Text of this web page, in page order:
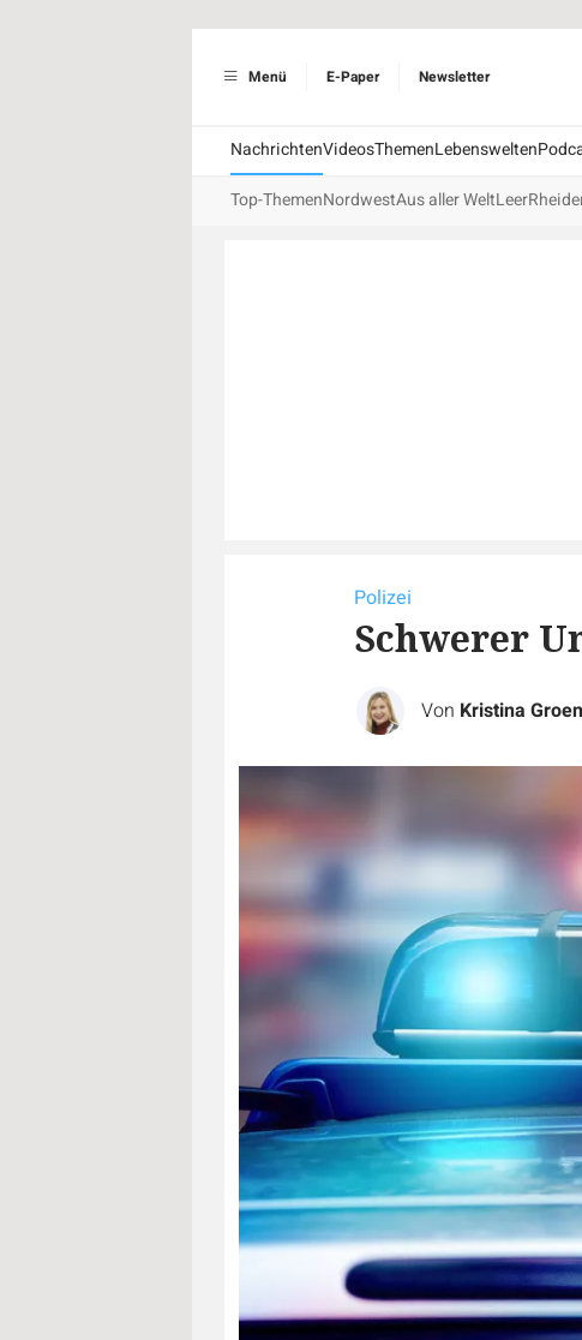
Menü E-Paper Newsletter
NachrichtenVideosThemenLebenswelten
Top-ThemenNordwestAus aller WeltLeer
Polizei
Schwerer
Von Kristina